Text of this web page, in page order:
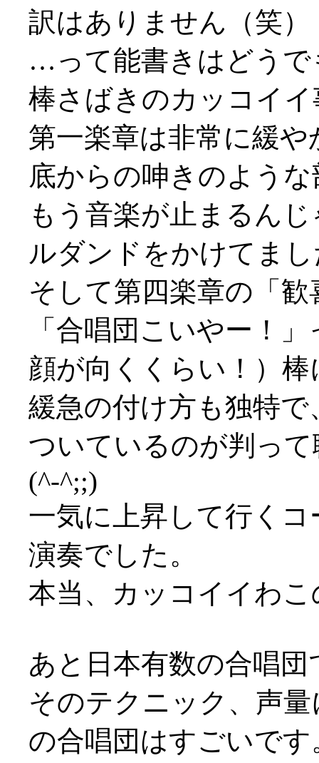
訳はありません（笑）
…って能書きはどうで
棒さばきのカッコイイ
第一楽章は非常に緩
底からの呻きのよう
もう音楽が止まるん
ルダンドをかけてま
そして第四楽章の「
「合唱団こいやー！
顔が向くくらい！）
緩急の付け方も独特
ついているのが判っ
(^-^;;)
一気に上昇して行く
演奏でした。
本当、カッコイイわ
あと日本有数の合唱
そのテクニック、声
の合唱団はすごいです